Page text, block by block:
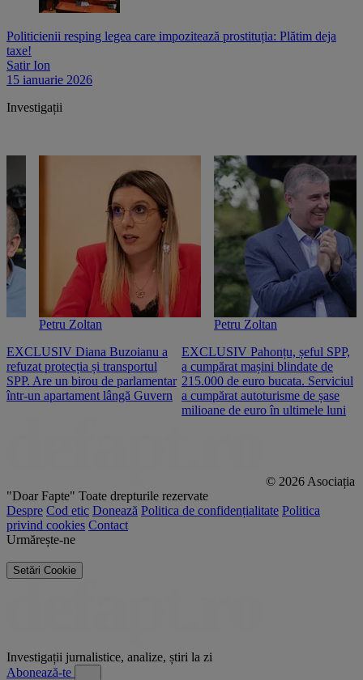
Politicienii resping legea care impozitează prostituția: Plătim deja
taxe!
Satir Ion
15 ianuarie 2026
Investigații
Petru Zoltan
EXCLUSIV Diana Buzoianu a
refuzat protecția și transportul
SPP. Are un birou de parlamentar
într-un apartament lângă Guvern
Petru Zoltan
EXCLUSIV Pahonțu, șeful SPP,
a cumpărat mașini blindate de
215.000 de euro bucata. Serviciul
a cumpărat autoturisme de șase
milioane de euro în ultimele luni
© 2026 Asociația
"Doar Fapte" Toate drepturile rezervate
Despre Cod etic Donează Politica de confidențialitate Politica
privind cookies Contact
Urmărește-ne
Setări Cookie
Investigații jurnalistice, analize, știri la zi
Abonează-te